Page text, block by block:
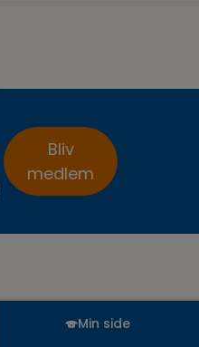
Bliv
medlem
Min side